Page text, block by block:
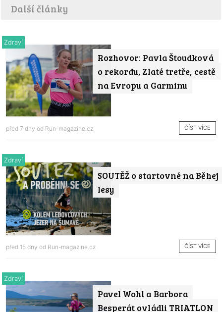
Další články
Rozhovor: Pavla Štoudková
o rekordu, Zlaté tretře, cestě
na Evropu a Garminu
Zdraví
před 7 dny od Run-magazine.cz ČÍST VÍCE
SOUTĚŽ o startovné na Běhej
lesy
Zdraví
před 15 dny od Run-magazine.cz ČÍST VÍCE
Pavel Wohl a Barbora
Besperát ovládli TRIATLON
Zdraví